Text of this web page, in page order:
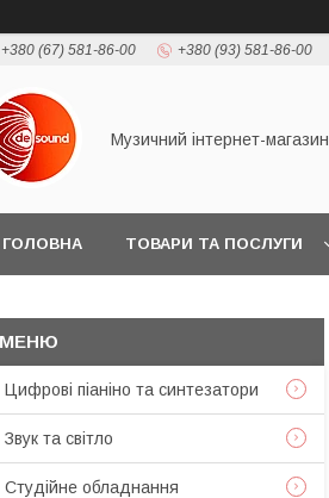
+380 (67) 581-86-00 +380 (93) 581-86-00
Музичний інтернет-магазин
ГОЛОВНА ТОВАРИ ТА ПОСЛУГИ
Цифрові піаніно та синтезатори
Звук та світло
Студійне обладнання